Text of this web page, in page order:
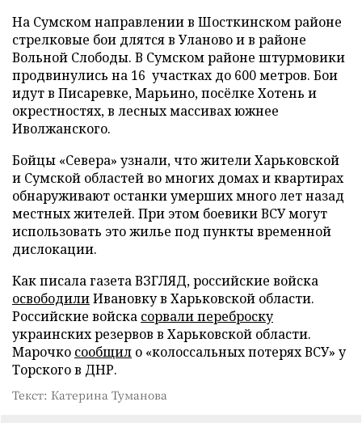
На Сумском направлении в Шосткинском районе
стрелковые бои длятся в Уланово и в районе
Вольной Слободы. В Сумском районе штурмовики
продвинулись на 16 участках до 600 метров. Бои
идут в Писаревке, Марьино, посёлке Хотень и
окрестностях, в лесных массивах южнее
Иволжанского.
Бойцы «Севера» узнали, что жители Харьковской
и Сумской областей во многих домах и квартирах
обнаруживают останки умерших много лет назад
местных жителей. При этом боевики ВСУ могут
использовать это жилье под пункты временной
дислокации.
Как писала газета ВЗГЛЯД, российские войска
освободилиИвановку в Харьковской области.
Российские войска сорвали переброску
украинских резервов в Харьковской области.
Марочко сообщил о «колоссальных потерях ВСУ» у
Торского в ДНР.
Текст: Катерина Туманова